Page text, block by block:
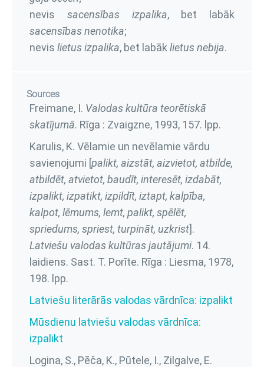
nevis sacensības izpalika, bet labāk
sacensības nenotika;
nevis lietus izpalika, bet labāk lietusnebija.
Sources
Freimane, I. Valodas kultūra teorētiskā
skatījumā. Rīga : Zvaigzne, 1993, 157. lpp.
Karulis, K. Vēlamie un nevēlamie vārdu
savienojumi [palikt, aizstāt, aizvietot, atbilde,
atbildēt, atvietot, baudīt, interesēt, izdabāt,
izpalikt, izpatikt, izpildīt, iztapt, kalpība,
kalpot, lēmums, lemt, palikt, spēlēt,
spriedums, spriest, turpināt, uzkrist].
Latviešu valodas kultūras jautājumi. 14.
laidiens. Sast. T. Porīte. Rīga : Liesma, 1978,
198. lpp.
Latviešu literārās valodas vārdnīca: izpalikt
Mūsdienu latviešu valodas vārdnīca:
izpalikt
Logina, S., Pēča, K., Pūtele, I., Zilgalve, E.